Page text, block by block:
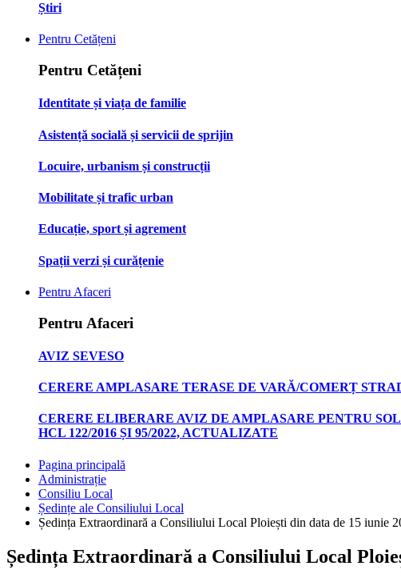
Știri
Pentru Cetățeni
Pentru Cetățeni
Identitate și viața de familie
Asistență socială și servicii de sprijin
Locuire, urbanism și construcții
Mobilitate și trafic urban
Educație, sport și agrement
Spații verzi și curățenie
Pentru Afaceri
Pentru Afaceri
AVIZ SEVESO
CERERE AMPLASARE TERASE DE VARĂ/COMERȚ
CERERE ELIBERARE AVIZ DE AMPLASARE PENTRU
HCL 122/2016 ȘI 95/2022, ACTUALIZATE
Pagina principală
Administrație
Consiliu Local
Ședințe ale Consiliului Local
Ședința Extraordinară a Consiliului Local Ploiești din data de 15 iunie
Ședința Extraordinară a Consiliului Local